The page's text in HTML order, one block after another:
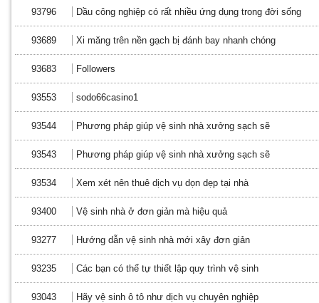
93796 Dầu công nghiệp có rất nhiều ứng dụng trong đời sống
93689 Xi măng trên nền gạch bị đánh bay nhanh chóng
93683 Followers
93553 sodo66casino1
93544 Phương pháp giúp vệ sinh nhà xưởng sạch sẽ
93543 Phương pháp giúp vệ sinh nhà xưởng sạch sẽ
93534 Xem xét nên thuê dịch vụ dọn dẹp tại nhà
93400 Vệ sinh nhà ở đơn giản mà hiệu quả
93277 Hướng dẫn vệ sinh nhà mới xây đơn giản
93235 Các bạn có thể tự thiết lập quy trình vệ sinh
93043 Hãy vệ sinh ô tô như dịch vụ chuyên nghiệp